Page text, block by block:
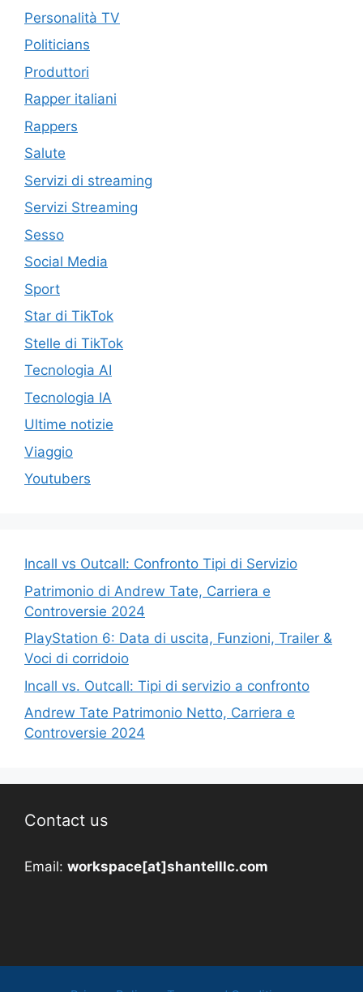
Personalità TV
Politicians
Produttori
Rapper italiani
Rappers
Salute
Servizi di streaming
Servizi Streaming
Sesso
Social Media
Sport
Star di TikTok
Stelle di TikTok
Tecnologia AI
Tecnologia IA
Ultime notizie
Viaggio
Youtubers
Incall vs Outcall: Confronto Tipi di Servizio
Patrimonio di Andrew Tate, Carriera e
Controversie 2024
PlayStation 6: Data di uscita, Funzioni, Trailer &
Voci di corridoio
Incall vs. Outcall: Tipi di servizio a confronto
Andrew Tate Patrimonio Netto, Carriera e
Controversie 2024
Contact us
Email: workspace[at]shantelllc.com